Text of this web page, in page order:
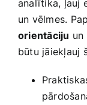
analītika, ļauj
un vēlmes.
orientāciju
būtu jāiekļauj